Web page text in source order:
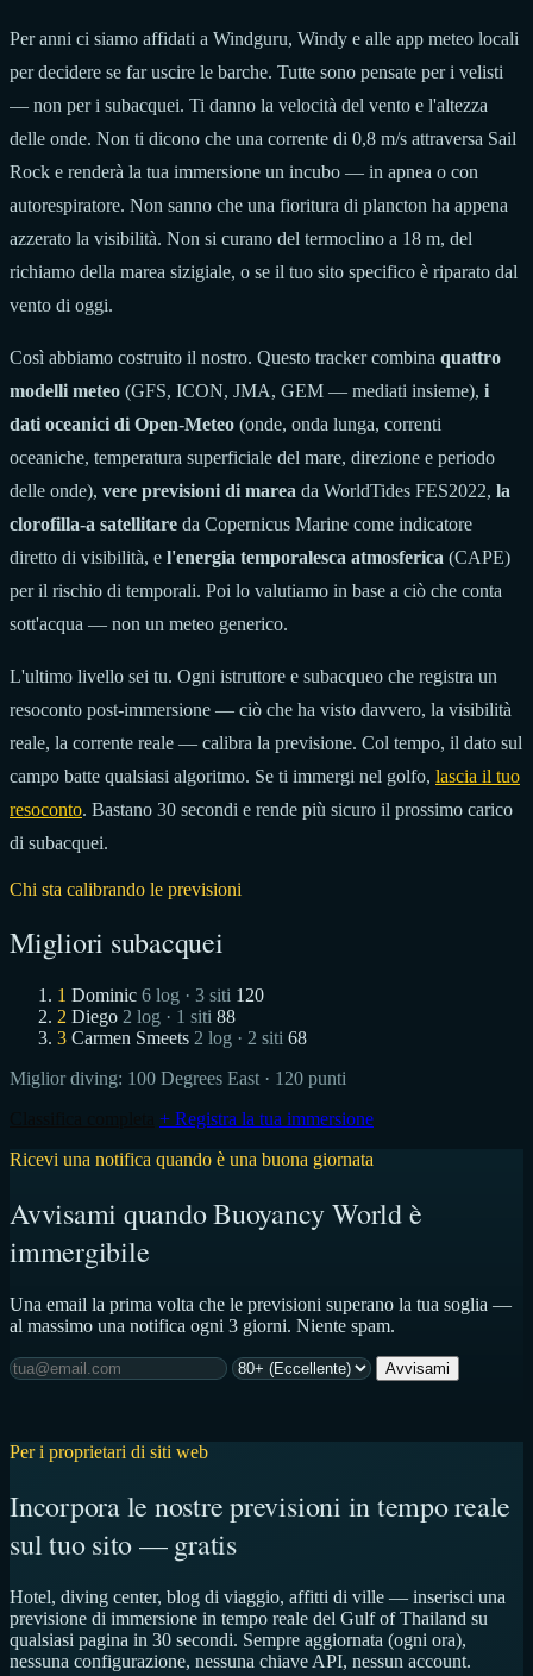
Per anni ci siamo affidati a Windguru, Windy e alle app meteo locali
per decidere se far uscire le barche. Tutte sono pensate per i velisti
— non per i subacquei. Ti danno la velocità del vento e l'altezza
delle onde. Non ti dicono che una corrente di 0,8 m/s attraversa Sail
Rock e renderà la tua immersione un incubo — in apnea o con
autorespiratore. Non sanno che una fioritura di plancton ha appena
azzerato la visibilità. Non si curano del termoclino a 18 m, del
richiamo della marea sizigiale, o se il tuo sito specifico è riparato dal
vento di oggi.
Così abbiamo costruito il nostro. Questo tracker combina quattro
modelli meteo (GFS, ICON, JMA, GEM — mediati insieme), i
dati oceanici di Open-Meteo (onde, onda lunga, correnti
oceaniche, temperatura superficiale del mare, direzione e periodo
delle onde), vere previsioni di marea da WorldTides FES2022, la
clorofilla-a satellitare da Copernicus Marine come indicatore
diretto di visibilità, e l'energia temporalesca atmosferica (CAPE)
per il rischio di temporali. Poi lo valutiamo in base a ciò che conta
sott'acqua — non un meteo generico.
L'ultimo livello sei tu. Ogni istruttore e subacqueo che registra un
resoconto post-immersione — ciò che ha visto davvero, la visibilità
reale, la corrente reale — calibra la previsione. Col tempo, il dato sul
campo batte qualsiasi algoritmo. Se ti immergi nel golfo, lascia il tuo
resoconto. Bastano 30 secondi e rende più sicuro il prossimo carico
di subacquei.
Chi sta calibrando le previsioni
Migliori subacquei
1 Dominic 6 log · 3 siti 120
2 Diego 2 log · 1 siti 88
3 Carmen Smeets 2 log · 2 siti 68
Miglior diving: 100 Degrees East · 120 punti
+ Registra la tua immersione
Ricevi una notifica quando è una buona giornata
Avvisami quando Buoyancy World è
immergibile
Una email la prima volta che le previsioni superano la tua soglia —
al massimo una notifica ogni 3 giorni. Niente spam.
Avvisami
Per i proprietari di siti web
Incorpora le nostre previsioni in tempo reale
sul tuo sito — gratis
Hotel, diving center, blog di viaggio, affitti di ville — inserisci una
previsione di immersione in tempo reale del Gulf of Thailand su
qualsiasi pagina in 30 secondi. Sempre aggiornata (ogni ora),
nessuna configurazione, nessuna chiave API, nessun account.